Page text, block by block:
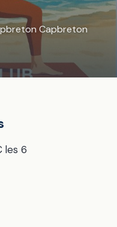
Capbreton
les 6